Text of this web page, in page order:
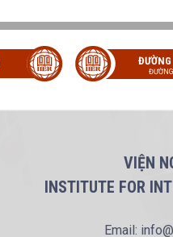
VIỆN
INSTITUTE FOR
Email: